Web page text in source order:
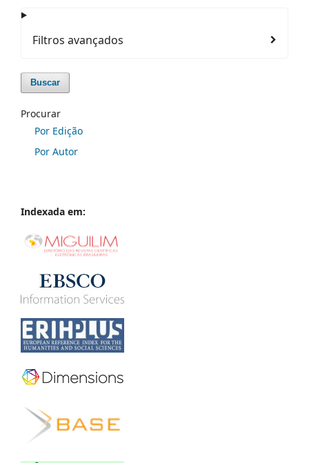
Filtros avançados
Buscar
Procurar
Por Edição
Por Autor
Indexada em: